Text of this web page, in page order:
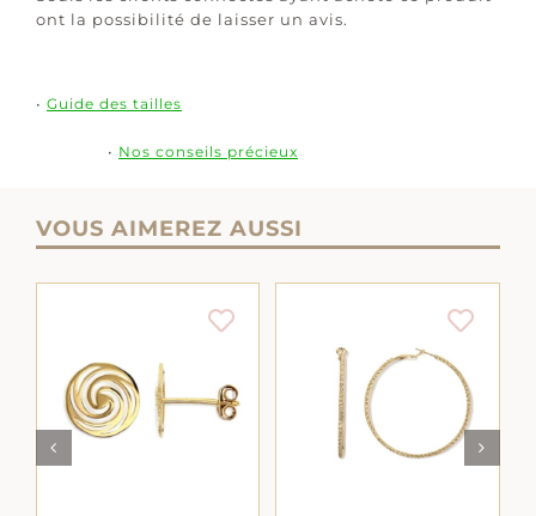
ont la possibilité de laisser un avis.
• Guide des tailles
• Nos conseils précieux
VOUS AIMEREZ AUSSI
AJOUTER AU
PANIER
/ DÉTAILS
AJOUTER AU
PANIER
DÉTAILS